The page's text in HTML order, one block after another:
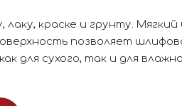
краске и грунту. Мягкий
позволяет
для сухого, так и для